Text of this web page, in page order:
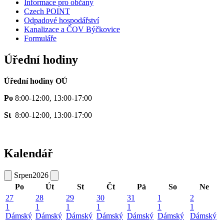
Informace pro občany
Czech POINT
Odpadové hospodářství
Kanalizace a ČOV Býčkovice
Formuláře
Úřední hodiny
Úřední hodiny OÚ
Po 8:00-12:00, 13:00-17:00
St 8:00-12:00, 13:00-17:00
Kalendář
Srpen2026
Po
Út St Čt Pá So
Ne
27
1
Dámský
28
1
Dámský
29
1
Dámský
30
1
Dámský
31
1
Dámský
1
1
Dámský
2
1
Dámský